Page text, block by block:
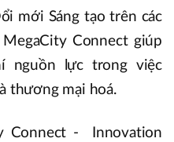
mới Sáng tạo trên các
Connect giúp
nguồn lực trong việc
thương mại hoá.
Connect - Innovation